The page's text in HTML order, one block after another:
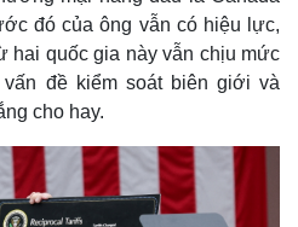
đó của ông vẫn có hiệu lực,
hai quốc gia này vẫn chịu mức
đề kiểm soát biên giới và
cho hay.